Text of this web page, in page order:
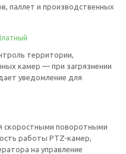
паллет и производственных
территории,
камер — при загрязнении
уведомление для
скоростными поворотными
работы PTZ-камер,
на управление